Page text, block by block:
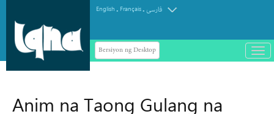
English . Français.فارسی
Bersiyon ng Desktop
باز
و
Anim na Taong Gulang na